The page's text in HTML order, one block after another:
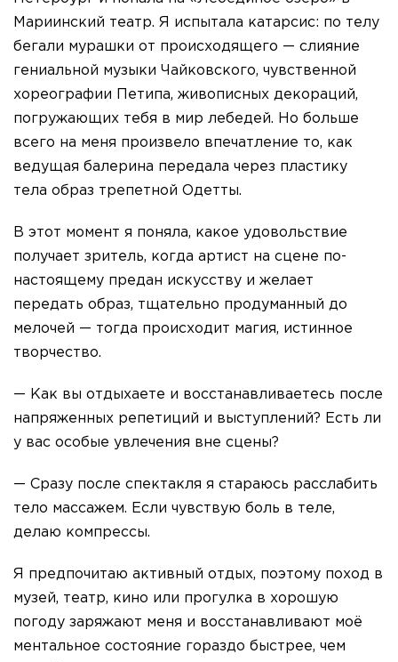
Мариинский театр. Я испытала катарсис: по телу
бегали мурашки от происходящего — слияние
гениальной музыки Чайковского, чувственной
хореографии Петипа, живописных декораций,
погружающих тебя в мир лебедей. Но больше
всего на меня произвело впечатление то, как
ведущая балерина передала через пластику
тела образ трепетной Одетты.
В этот момент я поняла, какое удовольствие
получает зритель, когда артист на сцене по-
настоящему предан искусству и желает
передать образ, тщательно продуманный до
мелочей — тогда происходит магия, истинное
творчество.
— Как вы отдыхаете и восстанавливаетесь после
напряженных репетиций и выступлений? Есть ли
у вас особые увлечения вне сцены?
— Сразу после спектакля я стараюсь расслабить
тело массажем. Если чувствую боль в теле,
делаю компрессы.
Я предпочитаю активный отдых, поэтому поход в
музей, театр, кино или прогулка в хорошую
погоду заряжают меня и восстанавливают моё
ментальное состояние гораздо быстрее, чем